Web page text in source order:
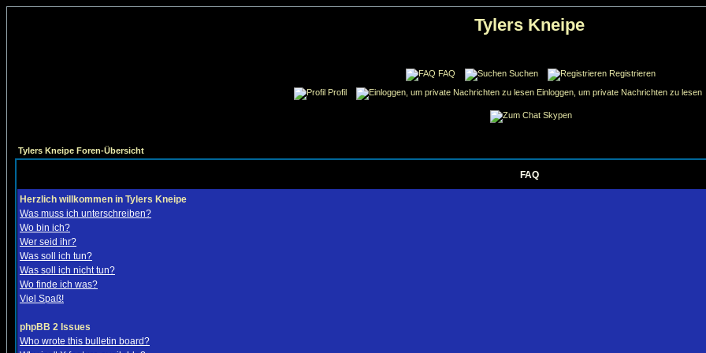
Tylers Kneipe
FAQ Suchen
Registrieren
Profil
Einloggen, um private Nachrichten zu lesen
Skypen
Tylers Kneipe Foren-Übersicht
FAQ
Herzlich willkommen in Tylers Kneipe
Was muss ich unterschreiben?
Wo bin ich?
Wer seid ihr?
Was soll ich tun?
Was soll ich nicht tun?
Wo finde ich was?
Viel Spaß!
phpBB 2 Issues
Who wrote this bulletin board?